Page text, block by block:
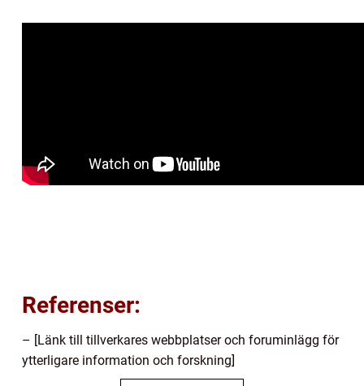
Referenser:
– [Länk till tillverkares webbplatser och foruminlägg för
ytterligare information och forskning]